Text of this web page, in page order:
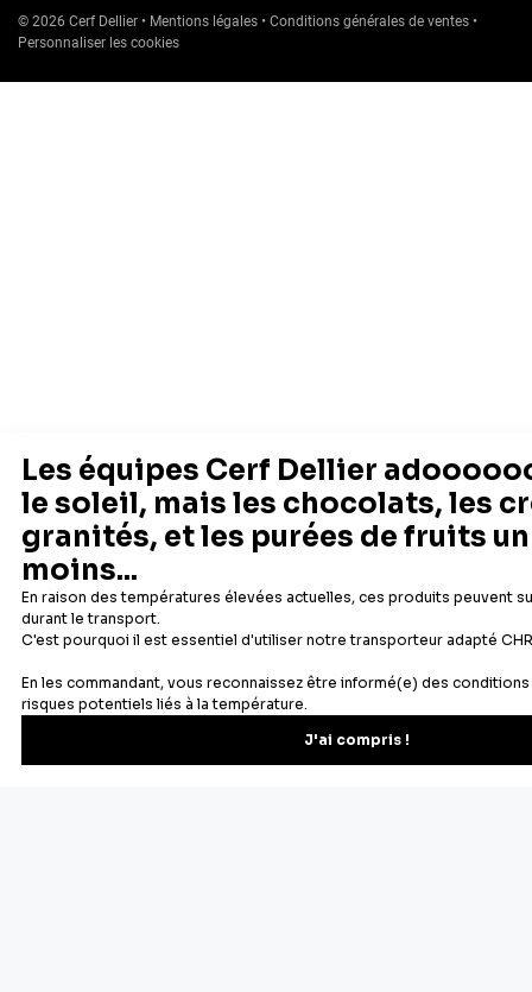
© 2026 Cerf Dellier • Mentions légales • Conditions générales de ventes •
Personnaliser les cookies